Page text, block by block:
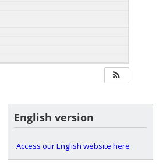
English version
Access our English website here